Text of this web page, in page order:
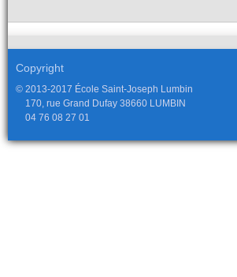
Copyright
© 2013-2017 École Saint-Joseph Lumbin
170, rue Grand Dufay 38660 LUMBIN
04 76 08 27 01